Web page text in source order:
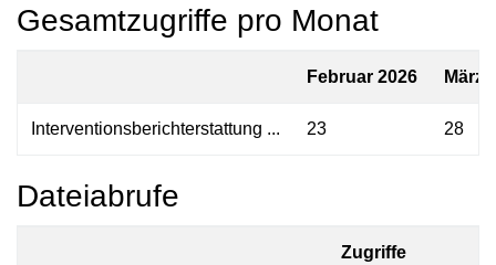
Gesamtzugriffe pro Monat
Februar 2026 März
Interventionsberichterstattung ... 23 28
Dateiabrufe
Zugriffe